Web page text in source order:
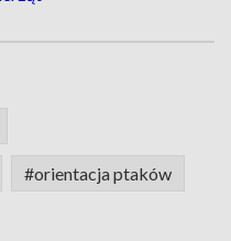
#orientacja ptaków